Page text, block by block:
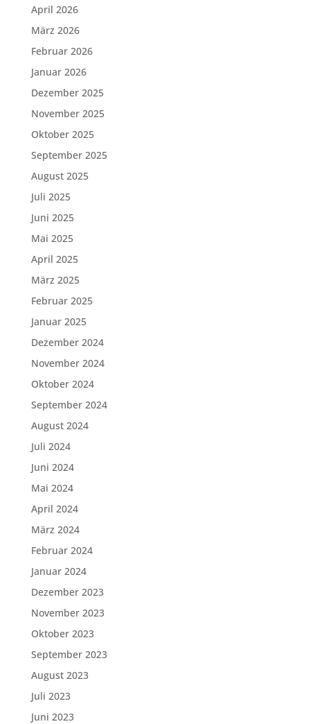
April 2026
März 2026
Februar 2026
Januar 2026
Dezember 2025
November 2025
Oktober 2025
September 2025
August 2025
Juli 2025
Juni 2025
Mai 2025
April 2025
März 2025
Februar 2025
Januar 2025
Dezember 2024
November 2024
Oktober 2024
September 2024
August 2024
Juli 2024
Juni 2024
Mai 2024
April 2024
März 2024
Februar 2024
Januar 2024
Dezember 2023
November 2023
Oktober 2023
September 2023
August 2023
Juli 2023
Juni 2023